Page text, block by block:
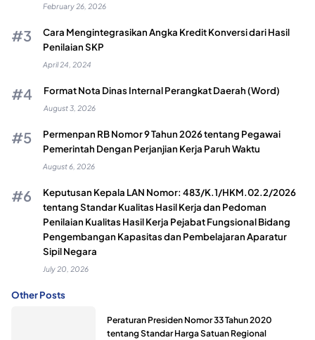
February 26, 2026
Cara Mengintegrasikan Angka Kredit Konversi dari Hasil
Penilaian SKP
April 24, 2024
Format Nota Dinas Internal Perangkat Daerah (Word)
August 3, 2026
Permenpan RB Nomor 9 Tahun 2026 tentang Pegawai
Pemerintah Dengan Perjanjian Kerja Paruh Waktu
August 6, 2026
Keputusan Kepala LAN Nomor: 483/K.1/HKM.02.2/2026
tentang Standar Kualitas Hasil Kerja dan Pedoman
Penilaian Kualitas Hasil Kerja Pejabat Fungsional Bidang
Pengembangan Kapasitas dan Pembelajaran Aparatur
Sipil Negara
July 20, 2026
Other Posts
Peraturan Presiden Nomor 33 Tahun 2020
tentang Standar Harga Satuan Regional